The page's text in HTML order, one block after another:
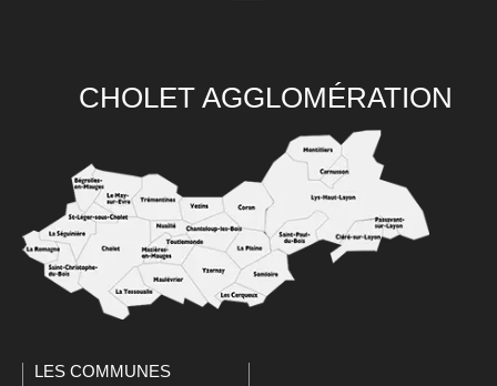
CHOLET AGGLOMÉRATION
LES COMMUNES